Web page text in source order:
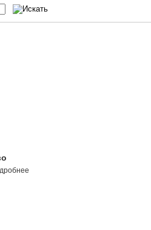
- резка стекла,